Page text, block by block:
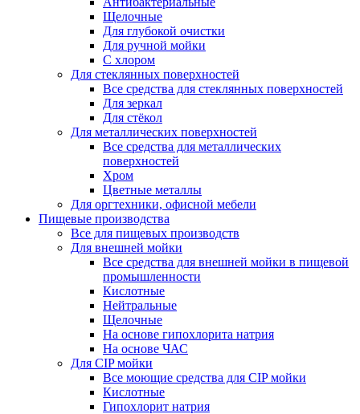
Щелочные
Для глубокой очистки
Для ручной мойки
С хлором
Для стеклянных поверхностей
Все средства для стеклянных поверхностей
Для зеркал
Для стёкол
Для металлических поверхностей
Все средства для металлических
поверхностей
Хром
Цветные металлы
Для оргтехники, офисной мебели
Пищевые производства
Все для пищевых производств
Для внешней мойки
Все средства для внешней мойки в пищевой
промышленности
Кислотные
Нейтральные
Щелочные
На основе гипохлорита натрия
На основе ЧАС
Для CIP мойки
Все моющие средства для CIP мойки
Кислотные
Гипохлорит натрия